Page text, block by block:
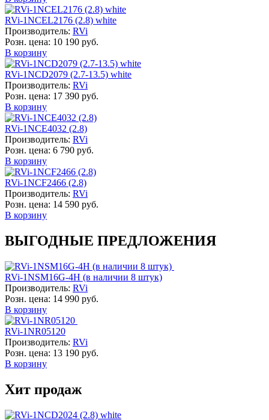
RVi-1NCEL2176 (2.8) white
Производитель: RVi
Розн. цена: 10 190 руб.
В корзину
RVi-1NCD2079 (2.7-13.5) white
Производитель: RVi
Розн. цена: 17 390 руб.
В корзину
RVi-1NCE4032 (2.8)
Производитель: RVi
Розн. цена: 6 790 руб.
В корзину
RVi-1NCF2466 (2.8)
Производитель: RVi
Розн. цена: 14 590 руб.
В корзину
ВЫГОДНЫЕ ПРЕДЛОЖЕНИЯ
RVi-1NSM16G-4H (в наличии 8 штук)
Производитель: RVi
Розн. цена: 14 990 руб.
В корзину
RVi-1NR05120
Производитель: RVi
Розн. цена: 13 190 руб.
В корзину
Хит продаж